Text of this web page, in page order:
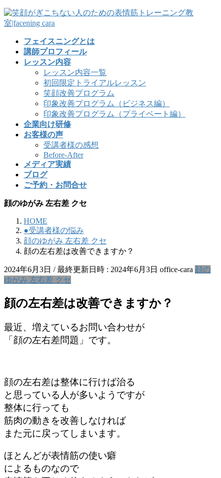
フェイスニングとは
講師プロフィール
レッスン内容
レッスン内容一覧
初回限定トライアルレッスン
笑顔改善プログラム
印象改善プログラム（ビジネス編）
印象改善プログラム（プライベート編）
企業向け研修
お客様の声
受講者様の感想
Before-After
メディア実績
ブログ
ご予約・お問合せ
顔のゆがみ 左右差 クセ
HOME
●受講者様の悩み
顔のゆがみ 左右差 クセ
顔の左右差は改善できますか？
2024年6月3日 / 最終更新日時 : 2024年6月3日 office-cara 顔の
ゆがみ 左右差 クセ
顔の左右差は改善できますか？
最近、増えているお問い合わせが
「顔の左右差問題」です。
顔の左右差は整体に行けば治る
と思っている人が多いようですが
整体に行っても
筋肉の動きを改善しなければ
また元に戻ってしまいます。
ほとんどが表情筋の使い癖
によるものなので